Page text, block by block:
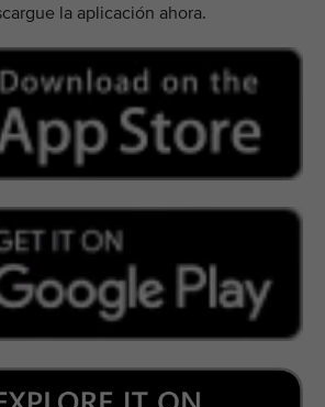
la aplicación ahora.